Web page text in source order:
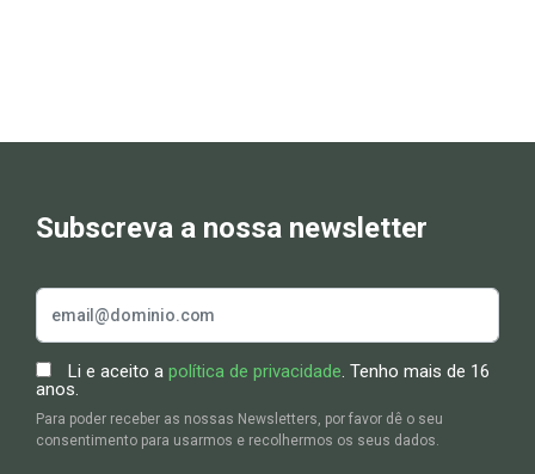
Subscreva a nossa newsletter
Li e aceito a política de privacidade. Tenho mais de 16
anos.
Para poder receber as nossas Newsletters, por favor dê o seu
consentimento para usarmos e recolhermos os seus dados.